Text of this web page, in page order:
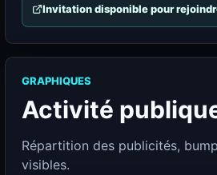
Invitation disponible pour
GRAPHIQUES
Activité
Répartition des publicités,
visibles.